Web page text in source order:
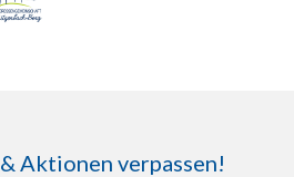
Aktionen verpassen!